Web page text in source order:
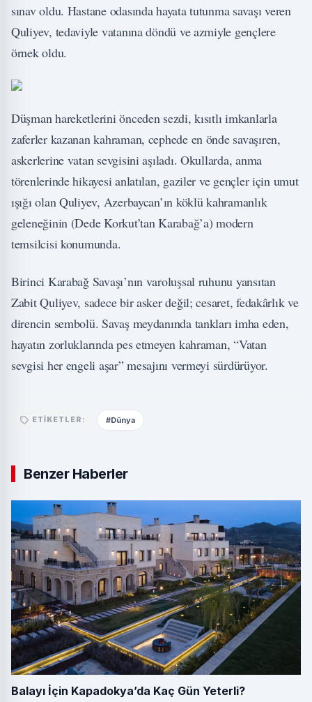
sınav oldu. Hastane odasında hayata tutunma savaşı veren
Quliyev, tedaviyle vatanına döndü ve azmiyle gençlere
örnek oldu.
Düşman hareketlerini önceden sezdi, kısıtlı imkanlarla
zaferler kazanan kahraman, cephede en önde savaşıren,
askerlerine vatan sevgisini aşıladı. Okullarda, anma
törenlerinde hikayesi anlatılan, gaziler ve gençler için umut
ışığı olan Quliyev, Azerbaycan’ın köklü kahramanlık
geleneğinin (Dede Korkut’tan Karabağ’a) modern
temsilcisi konumunda.
Birinci Karabağ Savaşı’nın varoluşsal ruhunu yansıtan
Zabit Quliyev, sadece bir asker değil; cesaret, fedakârlık ve
direncin sembolü. Savaş meydanında tankları imha eden,
hayatın zorluklarında pes etmeyen kahraman, “Vatan
sevgisi her engeli aşar” mesajını vermeyi sürdürüyor.
ETIKETLER: #Dünya
Benzer Haberler
Balayı İçin Kapadokya’da Kaç Gün Yeterli?